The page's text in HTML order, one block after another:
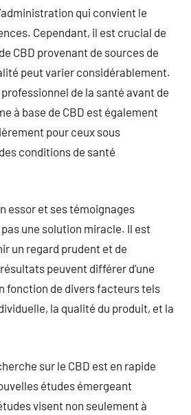
qui convient le
Cependant, il est crucial de
CBD provenant de sources de
peut varier considérablement.
de la santé avant de
à base de CBD est également
pour ceux sous
conditions de santé
essor et ses témoignages
pas une solution miracle. Il est
un regard prudent et de
peuvent différer d’une
fonction de divers facteurs tels
la qualité du produit, et la
sur le CBD est en rapide
études émergeant
visent non seulement à